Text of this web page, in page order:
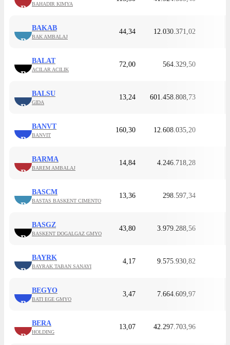
B BAHADIR KIMYA
B
BAKAB
BAK AMBALAJ
44,34 12.030.371,02
B
BALAT
ACILAR ACILIK
72,00 564.329,50
B
BALSU
GIDA
13,24 601.458.808,73
B
BANVT
BANVIT
160,30 12.608.035,20
B
BARMA
BAREM AMBALAJ
14,84 4.246.718,28
B
BASCM
BASTAS BASKENT CIMENTO
13,36 298.597,34
B
BASGZ
BASKENT DOGALGAZ GMYO
43,80 3.979.288,56
B
BAYRK
BAYRAK TABAN SANAYI
4,17 9.575.930,82
B
BEGYO
BATI EGE GMYO
3,47 7.664.609,97
B
BERA
HOLDING
13,07 42.297.703,96